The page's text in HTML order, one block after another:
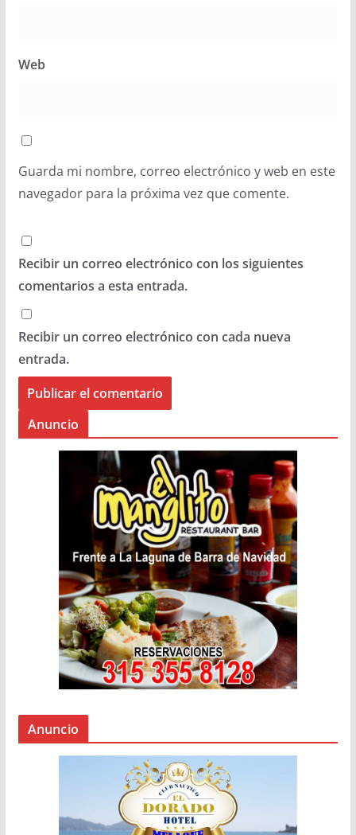
Web
Guarda mi nombre, correo electrónico y web en este
navegador para la próxima vez que comente.
Recibir un correo electrónico con los siguientes
comentarios a esta entrada.
Recibir un correo electrónico con cada nueva
entrada.
Anuncio
Anuncio